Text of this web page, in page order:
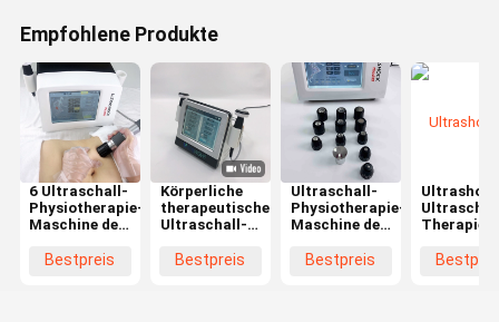
Empfohlene Produkte
6 Ultraschall-
Physiotherapie-
Maschine der
21Hz für
Bestpreis
Körperliche
therapeutische
Ultraschall-
Hauptmaschine
Bestpreis
Ultraschall-
Physiotherapie-
Maschine der
6 der
Bestpreis
Therapie-
Schulter